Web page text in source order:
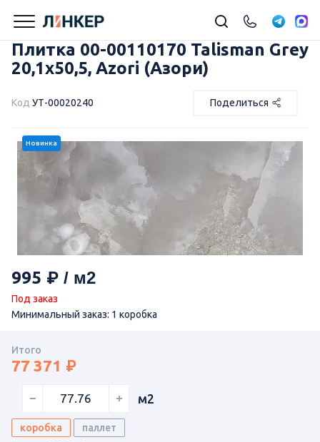
Плитка 00-00110170 Talisman Grey
20,1х50,5, Azori (Азори)
Код УТ-00020240 Поделиться
Новинка
995
Под заказ
Минимальный заказ: 1 коробка
Итого
77 371
м2
коробка
паллет